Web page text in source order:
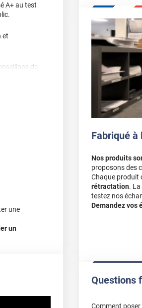
A+ au test
et
de
une
un
Fabriqué à
Nos produits
proposons des
Chaque produit
rétractation.
testez nos
Demandez vos
Questions
Comment